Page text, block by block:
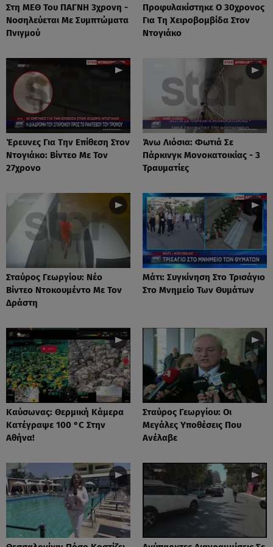
Στη ΜΕΘ Του ΠΑΓΝΗ 3χρονη -
Νοσηλεύεται Με Συμπτώματα
Πνιγμού
Προφυλακίστηκε Ο 30χρονος
Για Τη Χειροβομβίδα Στον
Ντογιάκο
Έρευνες Για Την Επίθεση Στον
Ντογιάκο: Βίντεο Με Τον
27χρονο
Άνω Λιόσια: Φωτιά Σε
Πάρκινγκ Μονοκατοικίας - 3
Τραυματίες
Σταύρος Γεωργίου: Νέο
Βίντεο Ντοκουμέντο Με Τον
Δράστη
Μάτι: Συγκίνηση Στο Τρισάγιο
Στο Μνημείο Των Θυμάτων
Καύσωνας: Θερμική Κάμερα
Κατέγραψε 100 °C Στην
Αθήνα!
Σταύρος Γεωργίου: Οι
Μεγάλες Υποθέσεις Που
Ανέλαβε